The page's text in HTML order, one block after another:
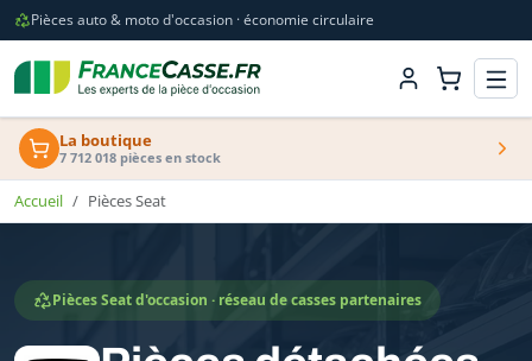
Pièces auto & moto d'occasion · économie circulaire
La boutique
7 712 018 pièces en stock
Accueil Pièces Seat
Pièces Seat d'occasion · réseau de casses partenaires